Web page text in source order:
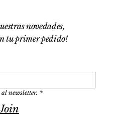
novedades,
tu primer pedido!
newsletter. *